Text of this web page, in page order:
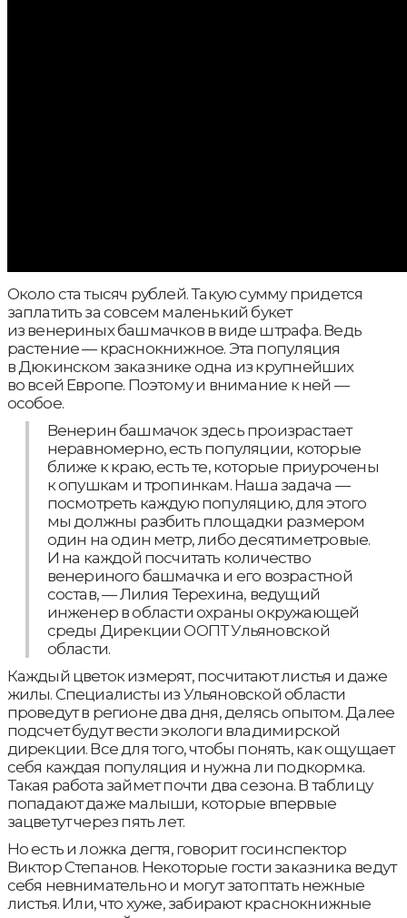
Около ста тысяч рублей. Такую сумму придется
заплатить за совсем маленький букет
из венериных башмачков в виде штрафа. Ведь
растение — краснокнижное. Эта популяция
в Дюкинском заказнике одна из крупнейших
во всей Европе. Поэтому и внимание к ней —
особое.
Венерин башмачок здесь произрастает
неравномерно, есть популяции, которые
ближе к краю, есть те, которые приурочены
к опушкам и тропинкам. Наша задача —
посмотреть каждую популяцию, для этого
мы должны разбить площадки размером
один на один метр, либо десятиметровые.
И на каждой посчитать количество
венериного башмачка и его возрастной
состав, — Лилия Терехина, ведущий
инженер в области охраны окружающей
среды Дирекции ООПТ Ульяновской
области.
Каждый цветок измерят, посчитают листья и даже
жилы. Специалисты из Ульяновской области
проведут в регионе два дня, делясь опытом. Далее
подсчет будут вести экологи владимирской
дирекции. Все для того, чтобы понять, как ощущает
себя каждая популяция и нужна ли подкормка.
Такая работа займет почти два сезона. В таблицу
попадают даже малыши, которые впервые
зацветут через пять лет.
Но есть и ложка дегтя, говорит госинспектор
Виктор Степанов. Некоторые гости заказника ведут
себя невнимательно и могут затоптать нежные
листья. Или, что хуже, забирают краснокнижные